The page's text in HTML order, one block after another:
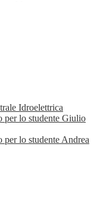
Idroelettrica
per lo studente Giulio
lo studente Andrea